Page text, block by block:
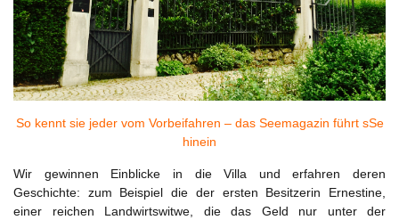
So kennt sie jeder vom Vorbeifahren – das Seemagazin führt sSe
hinein
Wir gewinnen Einblicke in die Villa und erfahren deren
Geschichte: zum Beispiel die der ersten Besitzerin Ernestine,
einer reichen Landwirtswitwe, die das Geld nur unter der